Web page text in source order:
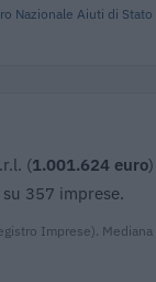
Nazionale Aiuti di Stato
(1.001.624 euro
357 imprese.
Imprese). Mediana